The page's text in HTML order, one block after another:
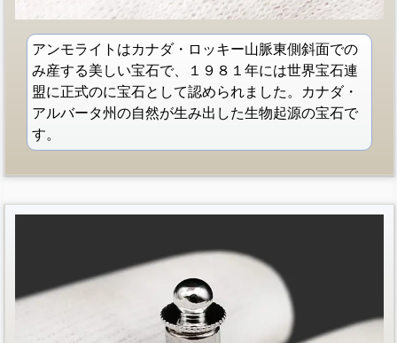
アンモライトはカナダ・ロッキー山脈東側斜面での
み産する美しい宝石で、１９８１年には世界宝石連
盟に正式のに宝石として認められました。カナダ・
アルバータ州の自然が生み出した生物起源の宝石で
す。